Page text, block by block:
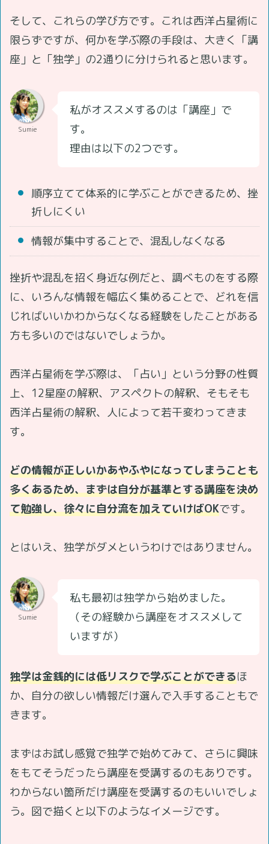
そして、これらの学び方です。これは西洋占星術に
限らずですが、何かを学ぶ際の手段は、大きく「講
座」と「独学」の2通りに分けられると思います。
Sumie
私がオススメするのは「講座」で
す。
理由は以下の2つです。
順序立てて体系的に学ぶことができるため、挫
折しにくい
情報が集中することで、混乱しなくなる
挫折や混乱を招く身近な例だと、調べものをする際
に、いろんな情報を幅広く集めることで、どれを信
じればいいかわからなくなる経験をしたことがある
方も多いのではないでしょうか。
西洋占星術を学ぶ際は、「占い」という分野の性質
上、12星座の解釈、アスペクトの解釈、そもそも
西洋占星術の解釈、人によって若干変わってきま
す。
どの情報が正しいかあやふやになってしまうことも
多くあるため、まずは自分が基準とする講座を決め
て勉強し、徐々に自分流を加えていけばOKです。
とはいえ、独学がダメというわけではありません。
Sumie
私も最初は独学から始めました。
（その経験から講座をオススメして
いますが）
独学は金銭的には低リスクで学ぶことができるほ
か、自分の欲しい情報だけ選んで入手することもで
きます。
まずはお試し感覚で独学で始めてみて、さらに興味
をもてそうだったら講座を受講するのもありです。
わからない箇所だけ講座を受講するのもいいでしょ
う。図で描くと以下のようなイメージです。